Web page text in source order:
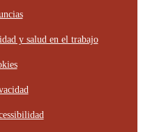
y salud en el trabajo